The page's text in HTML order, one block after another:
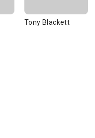
Tony Blackett